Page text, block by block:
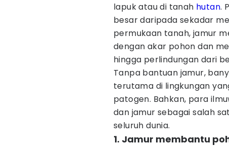
lapuk atau di tanah hutan.
besar daripada sekadar
permukaan tanah, jamur
dengan akar pohon dan
hingga perlindungan dari
Tanpa bantuan jamur,
terutama di lingkungan
patogen. Bahkan, para
dan jamur sebagai salah
seluruh dunia.
1. Jamur membantu